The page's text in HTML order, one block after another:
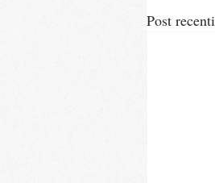
Post recenti